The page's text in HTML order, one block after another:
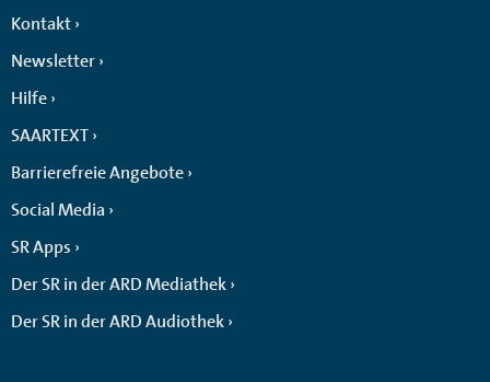
Kontakt
Newsletter
Hilfe
SAARTEXT
Barrierefreie Angebote
Social Media
SR Apps
Der SR in der ARD Mediathek
Der SR in der ARD Audiothek